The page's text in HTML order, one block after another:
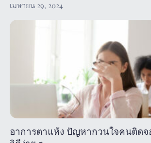
เมษายน 29, 2024
อาการตาแห้ง ปัญหากวนใจคนติดจ